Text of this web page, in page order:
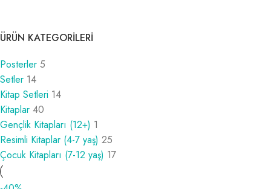
ÜRÜN KATEGORILERI
Posterler 5
Setler 14
Kitap Setleri 14
Kitaplar 40
Gençlik Kitapları (12+) 1
Resimli Kitaplar (4-7 yaş) 25
Çocuk Kitapları (7-12 yaş) 17